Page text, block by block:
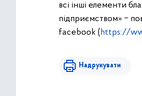
всі інші елементи
підприємством» ‒
facebook (https://
Надрукувати